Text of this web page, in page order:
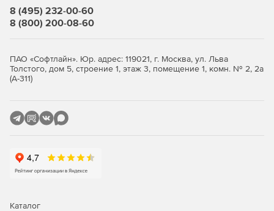
8 (495) 232-00-60
8 (800) 200-08-60
ПАО «Софтлайн». Юр. адрес: 119021, г. Москва, ул. Льва
Толстого, дом 5, строение 1, этаж 3, помещение 1, комн. № 2, 2а
(А-311)
Каталог